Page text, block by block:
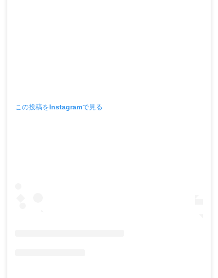
この投稿をInstagramで見る